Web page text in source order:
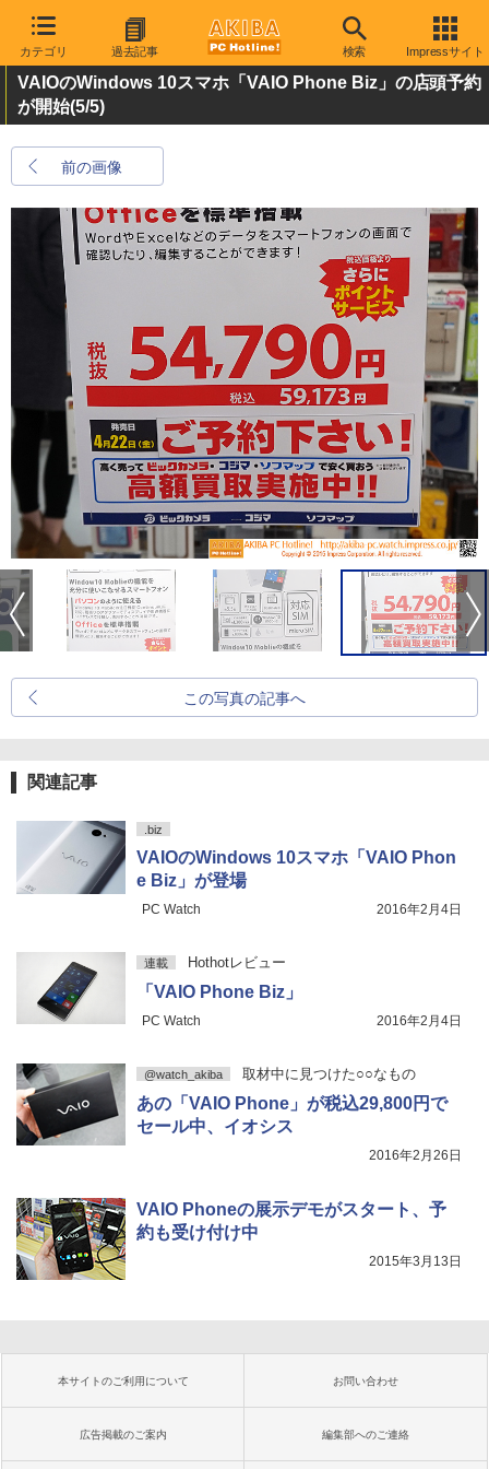
カテゴリ 過去記事 検索 Impressサイト
VAIOのWindows 10スマホ「VAIO Phone Biz」の店頭予約
が開始(5/5)
前の画像
この写真の記事へ
関連記事
.biz
VAIOのWindows 10スマホ「VAIO Phon
e Biz」が登場
PC Watch 2016年2月4日
連載 Hothotレビュー
「VAIO Phone Biz」
PC Watch 2016年2月4日
@watch_akiba 取材中に見つけた○○なもの
あの「VAIO Phone」が税込29,800円で
セール中、イオシス
2016年2月26日
VAIO Phoneの展示デモがスタート、予
約も受け付け中
2015年3月13日
本サイトのご利用について お問い合わせ
広告掲載のご案内 編集部へのご連絡